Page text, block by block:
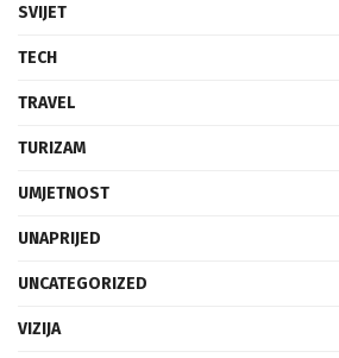
SVIJET
TECH
TRAVEL
TURIZAM
UMJETNOST
UNAPRIJED
UNCATEGORIZED
VIZIJA